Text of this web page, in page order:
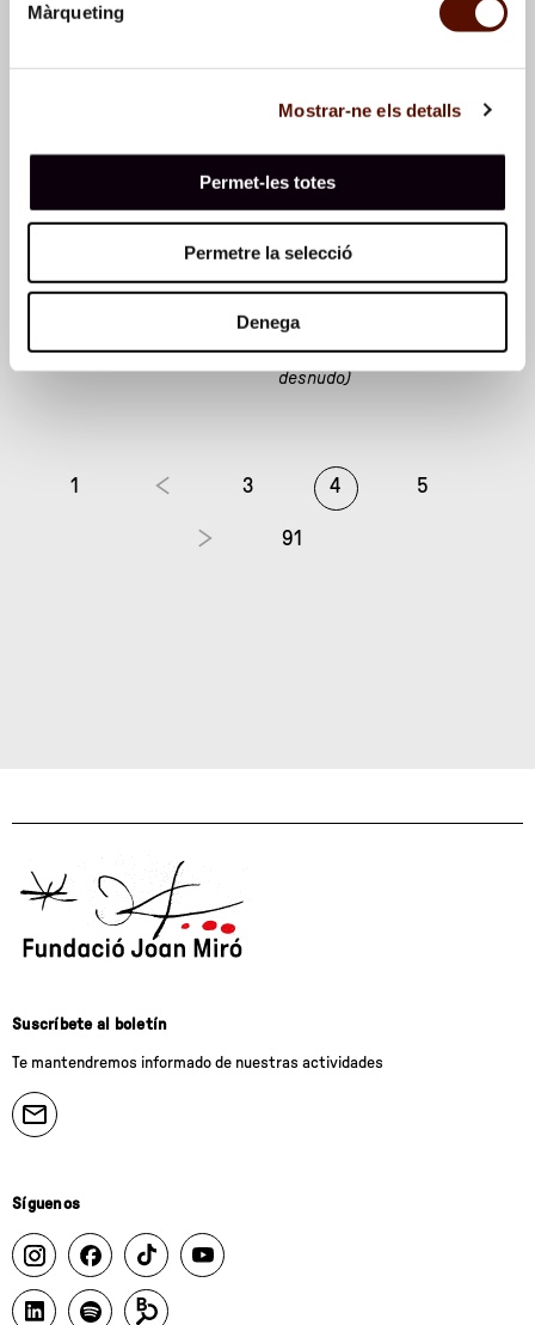
Màrqueting
Mostrar-ne els detalls
Permet-les totes
Permetre la selecció
Denega
Sin título (Desnudo de pie)
Sin título (Desnudo de pie)
Sin título (Estudio de
desnudo)
1 3 4 5
91
Suscríbete al boletín
Te mantendremos informado de nuestras actividades
Síguenos